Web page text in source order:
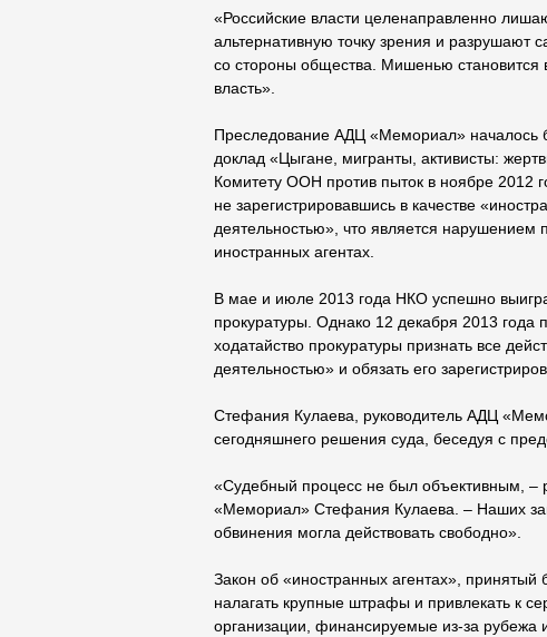
«Российские власти целенаправленно
альтернативную точку зрения и разрушают
со стороны общества. Мишенью становится
власть».
Преследование АДЦ «Мемориал» началось
доклад «Цыгане, мигранты, активисты:
Комитету ООН против пыток в ноябре 2012
не зарегистрировавшись в качестве
деятельностью», что является нарушением
иностранных агентах.
В мае и июле 2013 года НКО успешно
прокуратуры. Однако 12 декабря 2013 года
ходатайство прокуратуры признать все
деятельностью» и обязать его
Стефания Кулаева, руководитель АДЦ
сегодняшнего решения суда, беседуя с
«Судебный процесс не был объективным, –
«Мемориал» Стефания Кулаева. – Наших
обвинения могла действовать свободно».
Закон об «иностранных агентах», принятый
налагать крупные штрафы и привлекать к
организации, финансируемые из-за